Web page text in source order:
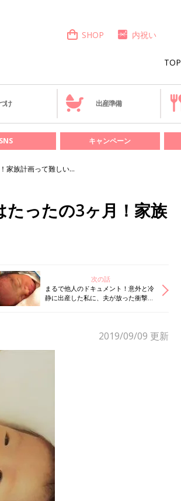
TOP
SHOP 内祝い
け 出産準備
SNS キャンペーン
家族計画って難しい…
たったの3ヶ月！家族
次の話
まるで他人のドキュメント！意外と冷
静に出産した私に、夫が放った衝撃の
2019/09/09 更新